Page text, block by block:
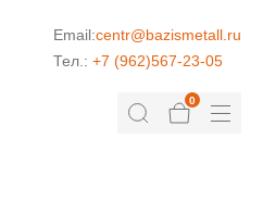
Email:centr@bazismetall.ru
Тел.: +7 (962)567-23-05
0